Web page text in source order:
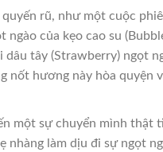
rũ, như một cuộc
của kẹo cao su
tây (Strawberry) ngọt
nốt hương này hòa quyện
một sự chuyển mình thật
nhàng làm dịu đi sự ngọt